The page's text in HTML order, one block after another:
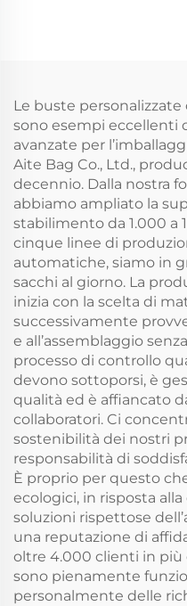
riporre trucchi, inclusa
come omaggio
Le buste personalizzate
sono esempi eccellenti
avanzate per
Aite Bag Co., Ltd.,
decennio. Dalla nostra
abbiamo ampliato la
stabilimento da 1.000 a
cinque linee di
automatiche, siamo in
sacchi al giorno. La
inizia con la scelta di
successivamente
e all’assemblaggio
processo di controllo
devono sottoporsi, è
qualità ed è affiancato
collaboratori. Ci
sostenibilità dei nostri
responsabilità di
È proprio per questo
ecologici, in risposta
soluzioni rispettose
una reputazione di
oltre 4.000 clienti in più
sono pienamente
personalmente delle